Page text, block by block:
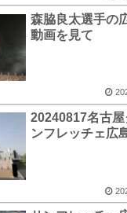
森脇良太選手の
動画を見て
20240817名古
ンフレッチェ広